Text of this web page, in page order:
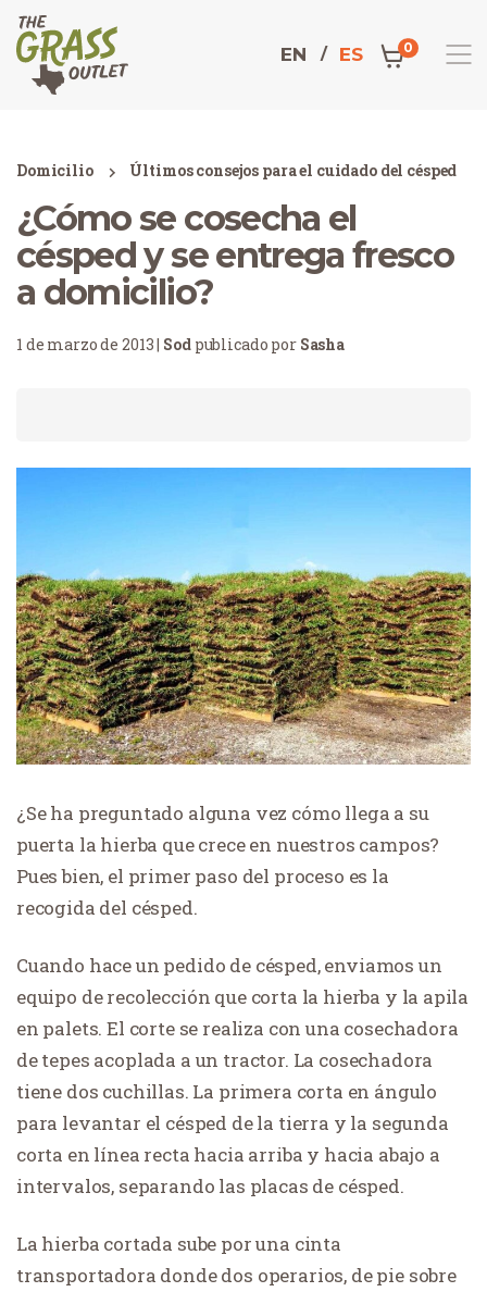
EN ES 0
Domicilio Últimos consejos para el cuidado del césped
¿Cómo se cosecha el
césped y se entrega fresco
a domicilio?
1 de marzo de 2013 | Sod publicado por Sasha
¿Se ha preguntado alguna vez cómo llega a su
puerta la hierba que crece en nuestros campos?
Pues bien, el primer paso del proceso es la
recogida del césped.
Cuando hace un pedido de césped, enviamos un
equipo de recolección que corta la hierba y la apila
en palets. El corte se realiza con una cosechadora
de tepes acoplada a un tractor. La cosechadora
tiene dos cuchillas. La primera corta en ángulo
para levantar el césped de la tierra y la segunda
corta en línea recta hacia arriba y hacia abajo a
intervalos, separando las placas de césped.
La hierba cortada sube por una cinta
transportadora donde dos operarios, de pie sobre